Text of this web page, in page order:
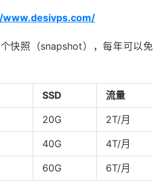
快照（snapshot），每年可以免
SSD
流量
20G
2T/月
40G
4T/月
60G 6T/月